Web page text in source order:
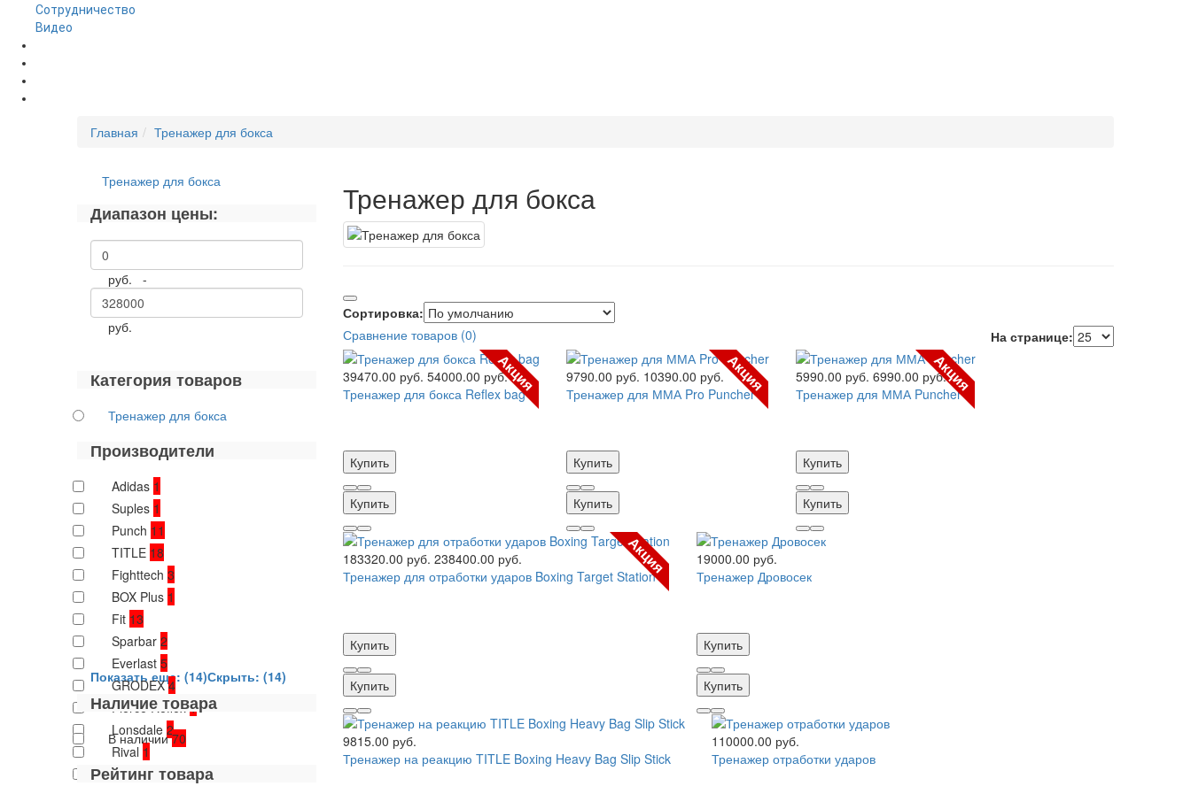
Сотрудничество
Видео
Главная Тренажер для бокса
Тренажер для бокса
Диапазон цены:
руб. -
руб.
Категория товаров
Тренажер для бокса
Производители
Adidas 1
Suples 1
Punch 11
TITLE 18
Fighttech 3
BOX Plus 1
Fit 13
Sparbar 2
Everlast 5
GRODEX4
Fierce Reflex1
Lonsdale 2
Rival 1
STRYK1
Показать еще: (14)Скрыть: (14)
Наличие товара
В наличии70
Рейтинг товара
Тренажер для бокса
Сортировка:
На странице:
Сравнение товаров (0)
Акция
39470.00 руб. 54000.00 руб.
Тренажер для бокса Reflex bag
Купить
Купить
Акция
9790.00 руб. 10390.00 руб.
Тренажер для ММА Pro Puncher
Купить
Купить
Акция
5990.00 руб. 6990.00 руб.
Тренажер для ММА Puncher
Купить
Купить
Акция
183320.00 руб. 238400.00 руб.
Тренажер для отработки ударов Boxing Target Station
Купить
Купить
19000.00 руб.
Тренажер Дровосек
Купить
Купить
9815.00 руб.
Тренажер на реакцию TITLE Boxing Heavy Bag Slip Stick
110000.00 руб.
Тренажер отработки ударов